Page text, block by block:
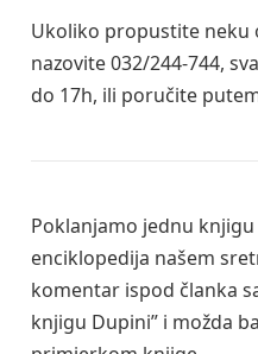
Ukoliko propustite neku
nazovite 032/244-744,
do 17h, ili poručite
Poklanjamo jednu
enciklopedija našem
komentar ispod članka
knjigu Dupini” i možda